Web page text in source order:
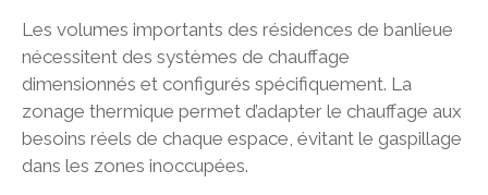
Les volumes importants des résidences de banlieue
nécessitent des systèmes de chauffage
dimensionnés et configurés spécifiquement. La
zonage thermique permet d’adapter le chauffage aux
besoins réels de chaque espace, évitant le gaspillage
dans les zones inoccupées.